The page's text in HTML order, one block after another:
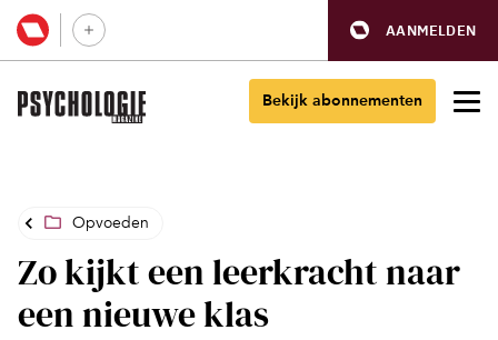
AANMELDEN
Bekijk abonnementen
Opvoeden
Zo kijkt een leerkracht naar
een nieuwe klas